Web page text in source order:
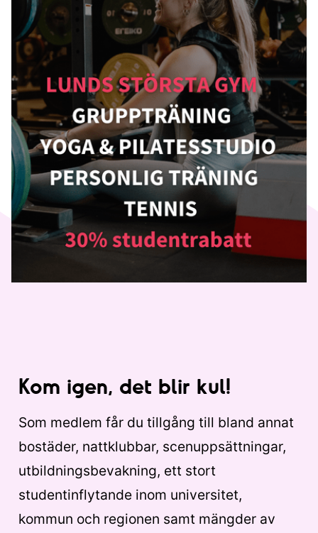
Kom igen, det blir kul!
Som medlem får du tillgång till bland annat
bostäder, nattklubbar, scenuppsättningar,
utbildningsbevakning, ett stort
studentinflytande inom universitet,
kommun och regionen samt mängder av